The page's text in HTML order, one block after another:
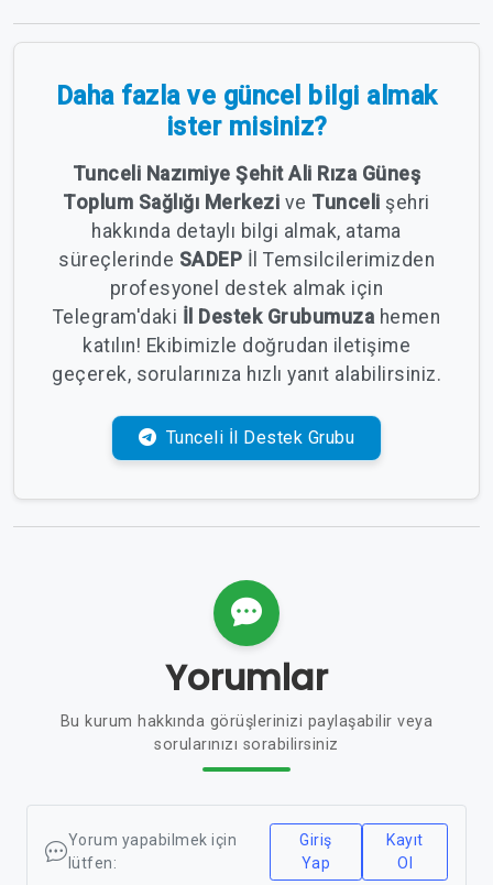
Daha fazla ve güncel bilgi almak
ister misiniz?
Tunceli Nazımiye Şehit Ali Rıza Güneş
Toplum Sağlığı Merkezi ve Tunceli şehri
hakkında detaylı bilgi almak, atama
süreçlerinde SADEP İl Temsilcilerimizden
profesyonel destek almak için
Telegram'daki İl Destek Grubumuza hemen
katılın! Ekibimizle doğrudan iletişime
geçerek, sorularınıza hızlı yanıt alabilirsiniz.
Tunceli İl Destek Grubu
Yorumlar
Bu kurum hakkında görüşlerinizi paylaşabilir veya
sorularınızı sorabilirsiniz
Yorum yapabilmek için
lütfen:
Giriş
Yap
Kayıt
Ol